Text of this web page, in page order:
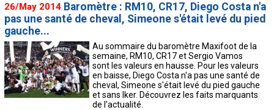
26/May 2014 Baromètre : RM10, CR17, Diego Costa n'a
pas une santé de cheval, Simeone s'était levé du pied
gauche...
Au sommaire du baromètre Maxifoot de la
semaine, RM10, CR17 et Sergio Vamos
sont les valeurs en hausse. Pour les valeurs
en baisse, Diego Costa n'a pas une santé de
cheval, Simeone s'était levé du pied gauche
et sans Iker. Découvrez les faits marquants
de l'actualité.
Résultats et Classements
Class. buteurs européens
Programme TV foot
Vidéos